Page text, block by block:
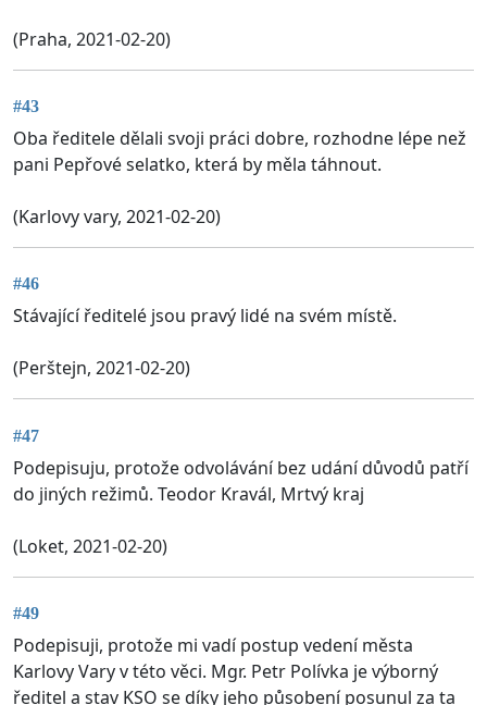
(Praha, 2021-02-20)
#43
Oba ředitele dělali svoji práci dobre, rozhodne lépe než
pani Pepřové selatko, která by měla táhnout.
(Karlovy vary, 2021-02-20)
#46
Stávající ředitelé jsou pravý lidé na svém místě.
(Perštejn, 2021-02-20)
#47
Podepisuju, protože odvolávání bez udání důvodů patří
do jiných režimů. Teodor Kravál, Mrtvý kraj
(Loket, 2021-02-20)
#49
Podepisuji, protože mi vadí postup vedení města
Karlovy Vary v této věci. Mgr. Petr Polívka je výborný
ředitel a stav KSO se díky jeho působení posunul za ta